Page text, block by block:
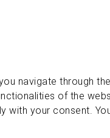
navigate through
of the
with your consent.